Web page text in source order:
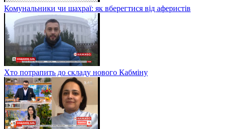
Комунальники чи шахраї: як вберегтися від аферистів
Хто потрапить до складу нового Кабміну